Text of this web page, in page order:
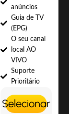
anúncios
Guia de TV
(EPG)
O seu canal
local AO
VIVO
Suporte
Prioritário
Selecionar